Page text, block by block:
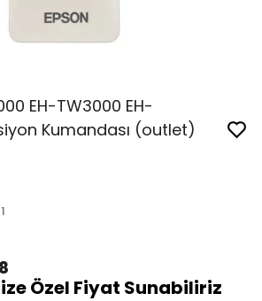
EH-TW3000 EH-
Kumandası (outlet)
Özel Fiyat Sunabiliriz